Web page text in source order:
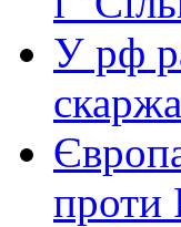
У рф
проти